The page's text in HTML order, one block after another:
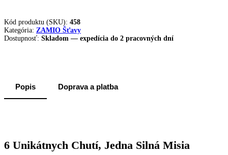
Kód produktu (SKU): 458
Kategória: ZAMIO Šťavy
Dostupnosť: Skladom — expedícia do 2 pracovných dní
Popis Doprava a platba
6 Unikátnych Chutí, Jedna Silná Misia